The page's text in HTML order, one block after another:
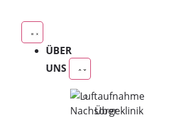
ÜBER
UNS
Über